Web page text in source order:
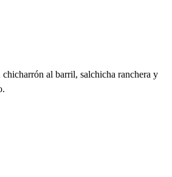
chicharrón al barril, salchicha ranchera y